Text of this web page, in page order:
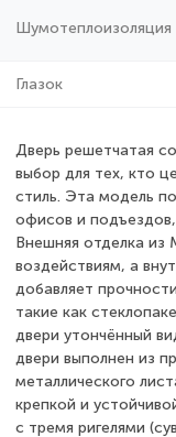
Шумотеплоизоляция
Глазок
Дверь решетчатая
выбор для тех, кто
стиль. Эта модель
офисов и
Внешняя отделка
воздействиям, а
добавляет
такие как
двери утончённый
двери выполнен из
металлического
крепкой и
с тремя ригелями